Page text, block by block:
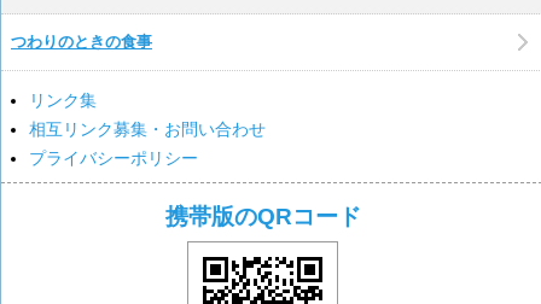
つわりのときの食事
リンク集
相互リンク募集・お問い合わせ
プライバシーポリシー
携帯版のQRコード